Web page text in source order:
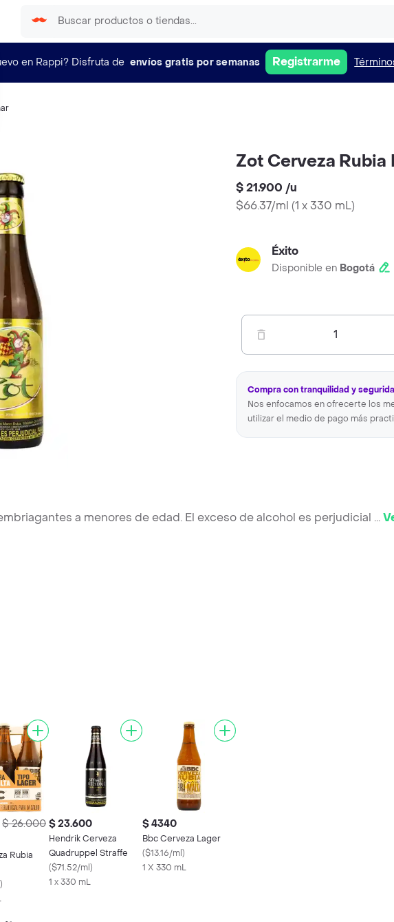
en Rappi? Disfruta de envíos gratis por semanas Registrarme
Zot Cerveza Rubia
$ 21.900 /u
$66.37/ml (1 x 330 mL)
Éxito
Disponible en Bogotá
1
Compra con tranquilidad y
Nos enfocamos en ofrecerte los
utilizar el medio de pago más
a menores de edad. El exceso de alcohol es perjudicial ...
$ 26.000
Rubia
)
$ 23.600
Hendrik Cerveza
Quadruppel Straffe
($71.52/ml)
1 x 330 mL
$ 4340
Bbc Cerveza Lager
($13.16/ml)
1 X 330 mL